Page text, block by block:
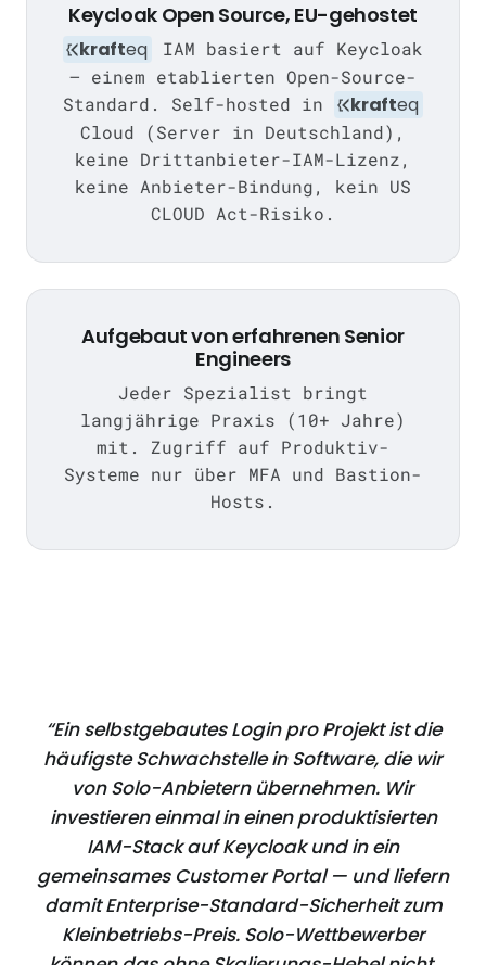
Keycloak Open Source, EU-gehostet
krafteq
IAM basiert auf Keycloak
— einem etablierten Open-Source-
Standard. Self-hosted in
krafteq
Cloud (Server in Deutschland),
keine Drittanbieter-IAM-Lizenz,
keine Anbieter-Bindung, kein US
CLOUD Act-Risiko.
Aufgebaut von erfahrenen Senior
Engineers
Jeder Spezialist bringt
langjährige Praxis (10+ Jahre)
mit. Zugriff auf Produktiv-
Systeme nur über MFA und Bastion-
Hosts.
“Ein selbstgebautes Login pro Projekt ist die
häufigste Schwachstelle in Software, die wir
von Solo-Anbietern übernehmen. Wir
investieren einmal in einen produktisierten
IAM-Stack auf Keycloak und in ein
gemeinsames Customer Portal — und liefern
damit Enterprise-Standard-Sicherheit zum
Kleinbetriebs-Preis. Solo-Wettbewerber